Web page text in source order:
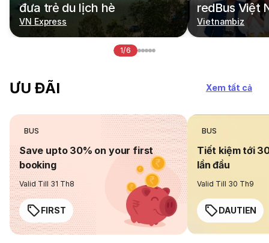
đưa trẻ du lịch hè
VN Express
redBus Việt
Vietnambiz
1/6
ƯU ĐÃI Xem tất cả
BUS
Save upto 30% on your first
booking
Valid Till 31 Th8
FIRST
BUS
Tiết kiệm tới
lần đầu
Valid Till 30 Th9
DAUTIEN